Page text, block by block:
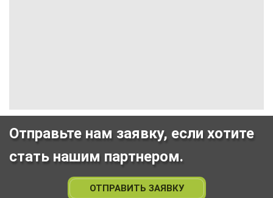
Отправьте нам заявку, если хотите
стать нашим партнером.
ОТПРАВИТЬ ЗАЯВКУ